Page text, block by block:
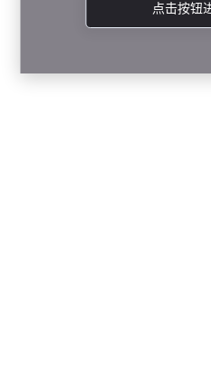
点击按钮